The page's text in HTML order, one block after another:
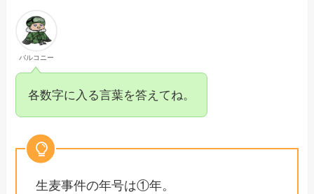
バルコニー
各数字に入る言葉を答えてね。
生麦事件の年号は①年。